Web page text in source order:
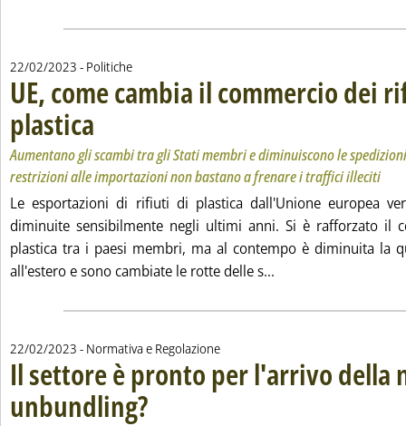
22/02/2023 - Politiche
UE, come cambia il commercio dei
plastica
Aumentano gli scambi tra gli Stati membri e diminuiscono le
restrizioni alle importazioni non bastano a frenare i traffici illeciti
Le esportazioni di rifiuti di plastica dall'Unione europea
diminuite sensibilmente negli ultimi anni. Si è rafforzato il
plastica tra i paesi membri, ma al contempo è diminuita la
all'estero e sono cambiate le rotte delle s...
22/02/2023 - Normativa e Regolazione
Il settore è pronto per l'arrivo della
unbundling?. Sottotitolo: L'analisi di Utiliteam
. Pubblicata mercoledì 22 febbraio 2023 alle 10.47.